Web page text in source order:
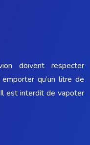
doivent respecter
qu’un litre de
est interdit de vapoter